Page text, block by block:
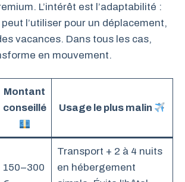
L’intérêt est l’adaptabilité :
l’utiliser pour un déplacement,
vacances. Dans tous les cas,
en mouvement.
Montant
conseillé
Usage le plus malin
150–300
Transport + 2 à 4 nuits
en hébergement